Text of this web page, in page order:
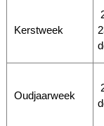
Kerstweek
Oudjaarweek